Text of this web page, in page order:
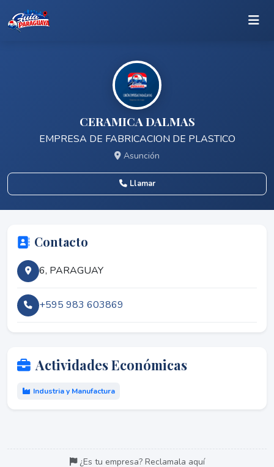
CERAMICA DALMAS
EMPRESA DE FABRICACION DE PLASTICO
Asunción
Llamar
Contacto
6, PARAGUAY
+595 983 603869
Actividades Económicas
Industria y Manufactura
¿Es tu empresa? Reclamala aquí